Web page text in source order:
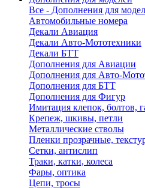
Все - Дополнения для
Автомобильные номера
Декали Авиация
Декали Авто-Мототехники
Декали БТТ
Дополнения для Авиации
Дополнения для Авто-
Дополнения для БТТ
Дополнения для Фигур
Имитация клепок, болтов,
Крепеж, шкивы, петли
Металлические стволы
Пленки прозрачные,
Сетки, антислип
Траки, катки, колеса
Фары, оптика
Цепи, тросы